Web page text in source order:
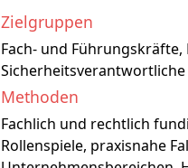
Zielgruppen
Fach- und
Sicherheitsverantwortliche
Methoden
Fachlich und rechtlich
Rollenspiele, praxisnahe